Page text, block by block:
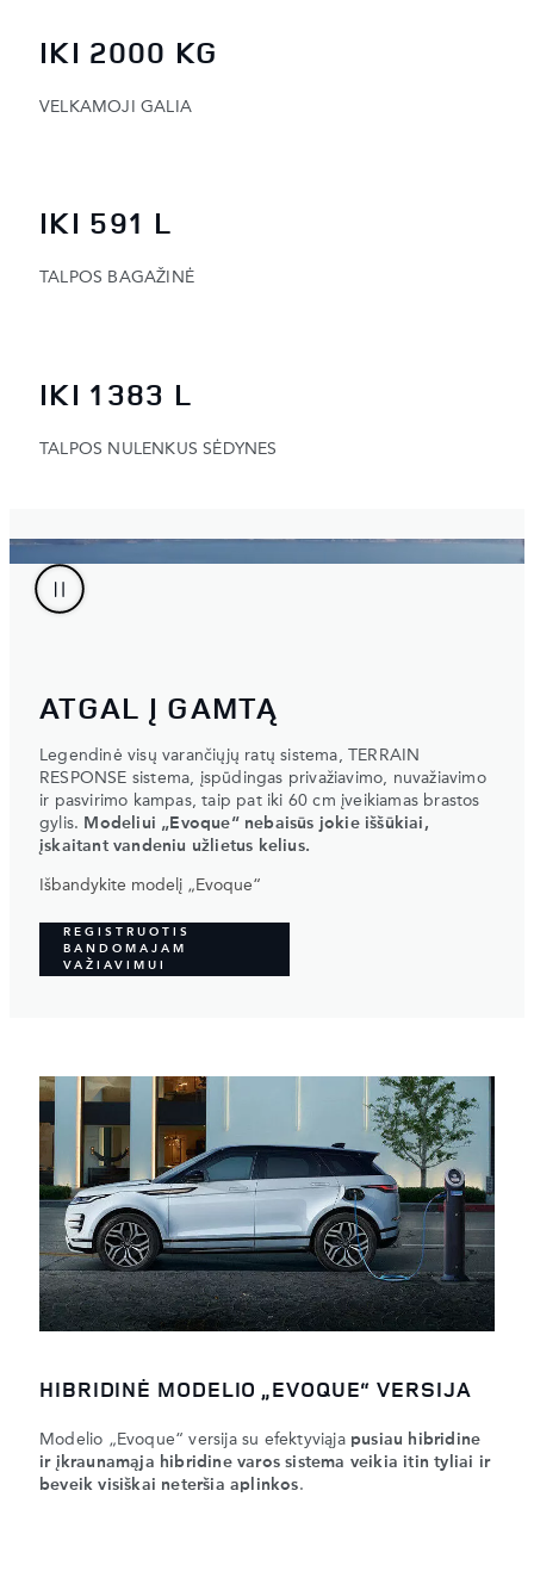
IKI 2000 KG
VELKAMOJI GALIA
IKI 591 L
TALPOS BAGAŽINĖ
IKI 1383 L
TALPOS NULENKUS SĖDYNES
ATGAL Į GAMTĄ
Legendinė visų varančiųjų ratų sistema, TERRAIN
RESPONSE sistema, įspūdingas privažiavimo, nuvažiavimo
ir pasvirimo kampas, taip pat iki 60 cm įveikiamas brastos
gylis. Modeliui „Evoque“ nebaisūs jokie iššūkiai,
įskaitant vandeniu užlietus kelius.
Išbandykite modelį „Evoque“
REGISTRUOTIS
BANDOMAJAM
VAŽIAVIMUI
HIBRIDINĖ MODELIO „EVOQUE“ VERSIJA
Modelio „Evoque“ versija su efektyviąja pusiau hibridine
ir įkraunamąja hibridine varos sistema veikia itin tyliai ir
beveik visiškai neteršia aplinkos.